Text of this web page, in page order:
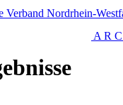
Verband Nordrhein-
A R